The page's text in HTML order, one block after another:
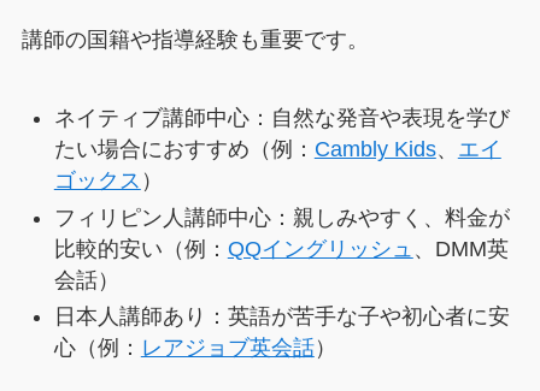
講師の国籍や指導経験も重要です。
ネイティブ講師中心：自然な発音や表現を学び
たい場合におすすめ（例： Cambly Kids、 エイ
ゴックス ）
フィリピン人講師中心：親しみやすく、料金が
比較的安い（例： QQイングリッシュ 、DMM英
会話）
日本人講師あり：英語が苦手な子や初心者に安
心（例： レアジョブ英会話）